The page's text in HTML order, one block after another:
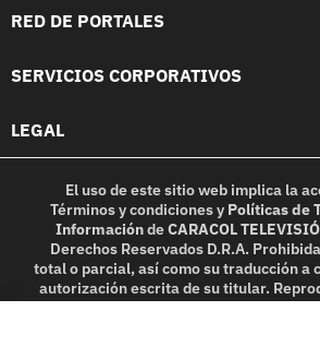
RED DE PORTALES
SERVICIOS CORPORATIVOS
LEGAL
El uso de este sitio web implica la
Términos y condicionesy Políticas de
InformacióndeCARACOL
Derechos Reservados D.R.A.
total o parcial, así como su traducción a
autorización escrita de su titular.